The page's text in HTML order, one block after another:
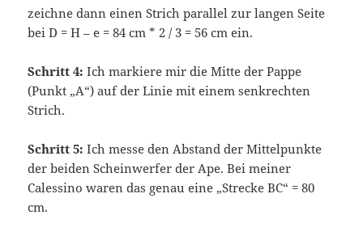
zeichne dann einen Strich parallel zur langen Seite
bei D = H – e = 84 cm * 2 / 3 = 56 cm ein.
Schritt 4: Ich markiere mir die Mitte der Pappe
(Punkt „A“) auf der Linie mit einem senkrechten
Strich.
Schritt 5: Ich messe den Abstand der Mittelpunkte
der beiden Scheinwerfer der Ape. Bei meiner
Calessino waren das genau eine „Strecke BC“ = 80
cm.